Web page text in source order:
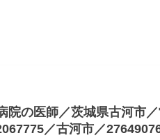
院の医師／茨城県古河市
／古河市／